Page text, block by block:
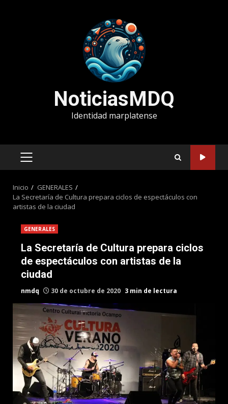
NoticiasMDQ
Identidad marplatense
MENÚ
Inicio
GENERALES
La Secretaría de Cultura prepara ciclos de espectáculos con
artistas de la ciudad
GENERALES
La Secretaría de Cultura prepara ciclos
de espectáculos con artistas de la
ciudad
nmdq 30 de octubre de 2020 3 min de lectura